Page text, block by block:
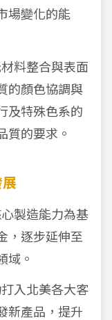
場變化的能
料整合與表面
的顏色協調與
及特殊色系的
質的要求。
製造能力為基
，逐步延伸至
域。
入北美各大客
新產品，提升